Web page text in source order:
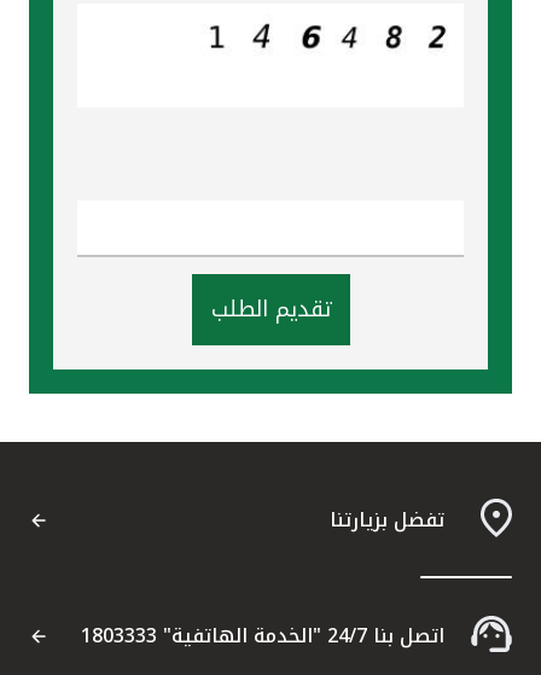
تقديم الطلب
تفضل بزيارتنا
اتصل بنا 24/7 "الخدمة الهاتفية" 1803333